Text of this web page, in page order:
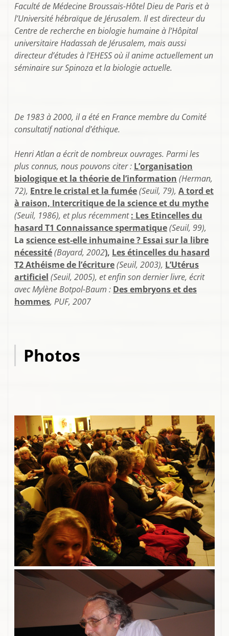
Faculté de Médecine Broussais-Hôtel Dieu de Paris et à
l’Université hébraïque de Jérusalem. Il est directeur du
Centre de recherche en biologie humaine à l’Hôpital
universitaire Hadassah de Jérusalem, mais aussi
directeur d’études à l’EHESS où il anime actuellement un
séminaire sur Spinoza et la biologie actuelle.
De 1983 à 2000, il a été en France membre du Comité
consultatif national d’éthique.
Henri Atlan a écrit de nombreux ouvrages. Parmi les
plus connus, nous pouvons citer : L’organisation
biologique et la théorie de l’information (Herman,
72), Entre le cristal et la fumée(Seuil, 79), A tord et
à raison, Intercritique de la science et du mythe
(Seuil, 1986), et plus récemment: Les Etincelles du
hasard T1 Connaissance spermatique(Seuil, 99),
La science est-elle inhumaine ? Essai sur la libre
nécessité(Bayard, 2002), Les étincelles du hasard
T2 Athéisme de l’écriture(Seuil, 2003), L’Utérus
artificiel (Seuil, 2005), et enfin son dernier livre, écrit
avec Mylène Botpol-Baum : Des embryons et des
hommes, PUF, 2007
Photos